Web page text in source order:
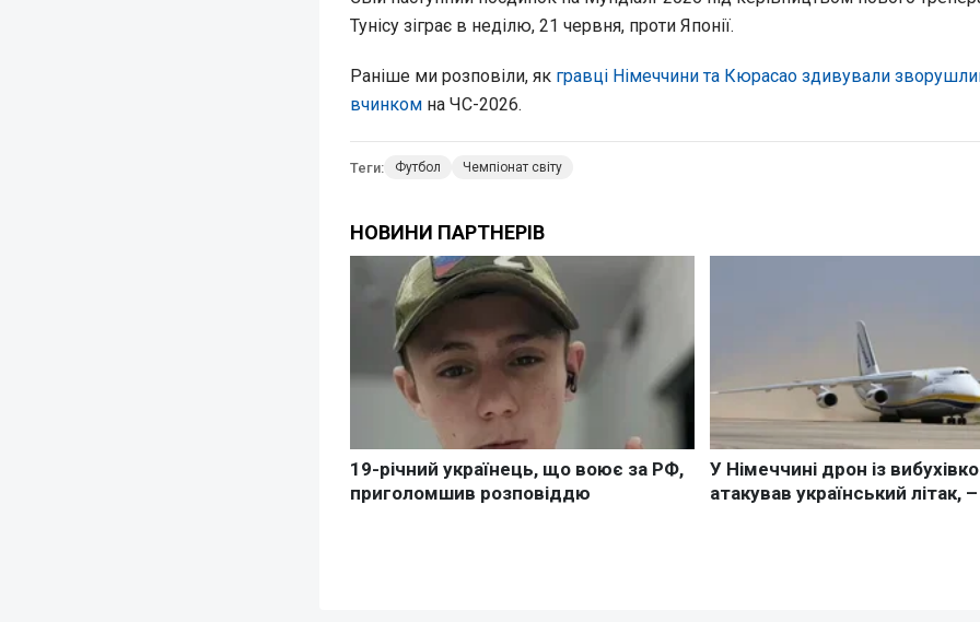
Тунісу зіграє в неділю, 21 червня, проти Японії.
Раніше ми розповіли, як гравці Німеччини та Кюрасао здивували
вчинком на ЧС-2026.
Теги: Футбол Чемпіонат світу